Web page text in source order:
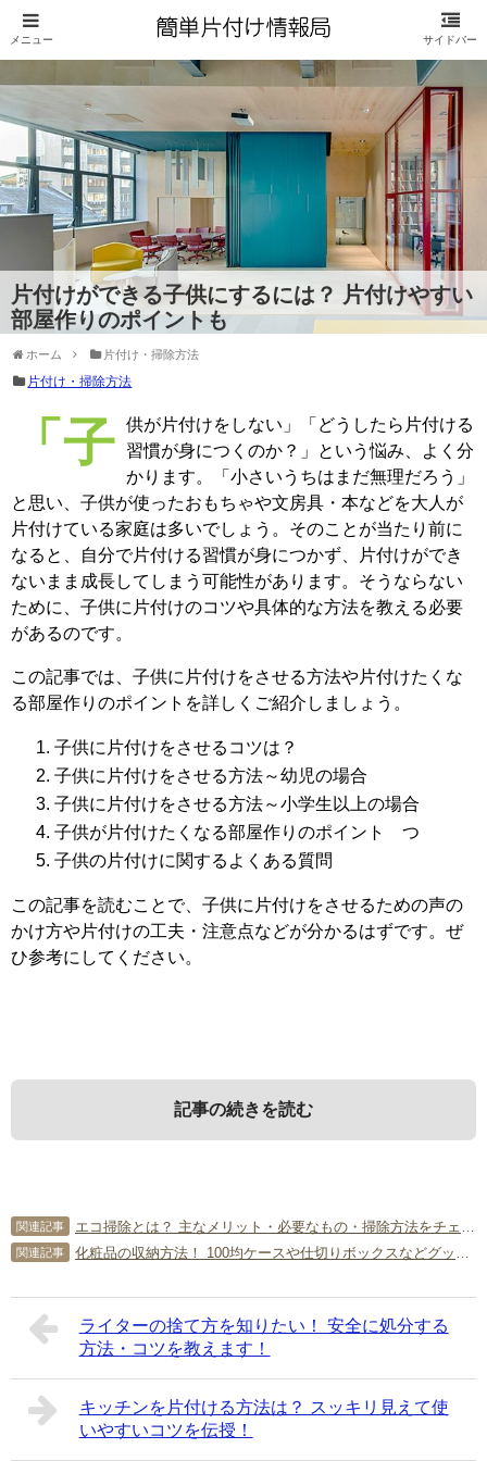
片付けができる子供にするには？ 片付けやすい
部屋作りのポイントも
ホーム 片付け・掃除方法
片付け・掃除方法
「子供が片付けをしない」「どうしたら片付ける
習慣が身につくのか？」という悩み、よく分
かります。「小さいうちはまだ無理だろう」
と思い、子供が使ったおもちゃや文房具・本などを大人が
片付けている家庭は多いでしょう。そのことが当たり前に
なると、自分で片付ける習慣が身につかず、片付けができ
ないまま成長してしまう可能性があります。そうならない
ために、子供に片付けのコツや具体的な方法を教える必要
があるのです。
この記事では、子供に片付けをさせる方法や片付けたくな
る部屋作りのポイントを詳しくご紹介しましょう。
子供に片付けをさせるコツは？
子供に片付けをさせる方法～幼児の場合
子供に片付けをさせる方法～小学生以上の場合
子供が片付けたくなる部屋作りのポイント つ
子供の片付けに関するよくある質問
この記事を読むことで、子供に片付けをさせるための声の
かけ方や片付けの工夫・注意点などが分かるはずです。ぜ
ひ参考にしてください。
記事の続きを読む
1．子供に片付けをさせるコツは？
期・片付けさせるためのコツをご紹介しましょう。
片付けは成長過程で重要な役割を持つ
片付けは、子供の成長過程において非常に重要な役割を持
ちます。小さいうちから自分で片付けることを習慣づけて
3．子供に片付けをさせる方法～小学生
以上の場合
イントをご紹介します。
3-1． プリント類は平積みにしない
5．子供の片付けに関するよくある質
問
る疑問とその回答をまとめました。
Q．「片付けないなら捨てる」と言っても効果がありませ
ん。どうしたらよいでしょうか？
A．結局は捨てないことを子供も分かっているので、ただの
関連記事 エコ掃除とは？ 主なメリット・必要なもの・掃除方法をチェック！
関連記事 化粧品の収納方法！ 100均ケースや仕切りボックスなどグッズで簡単分類
ライターの捨て方を知りたい！ 安全に処分する
方法・コツを教えます！
キッチンを片付ける方法は？ スッキリ見えて使
いやすいコツを伝授！